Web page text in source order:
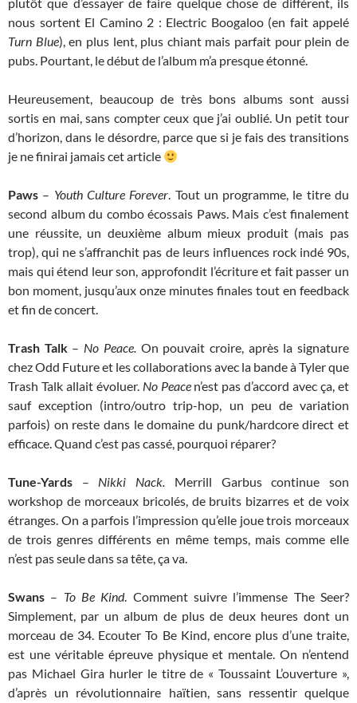
nous sortent El Camino 2 : Electric Boogaloo (en fait appelé
Turn Blue), en plus lent, plus chiant mais parfait pour plein de
pubs. Pourtant, le début de l’album m’a presque étonné.
Heureusement, beaucoup de très bons albums sont aussi
sortis en mai, sans compter ceux que j’ai oublié. Un petit tour
d’horizon, dans le désordre, parce que si je fais des transitions
je ne finirai jamais cet article
Paws – Youth Culture Forever. Tout un programme, le titre du
second album du combo écossais Paws. Mais c’est finalement
une réussite, un deuxième album mieux produit (mais pas
trop), qui ne s’affranchit pas de leurs influences rock indé 90s,
mais qui étend leur son, approfondit l’écriture et fait passer un
bon moment, jusqu’aux onze minutes finales tout en feedback
et fin de concert.
Trash Talk– No Peace. On pouvait croire, après la signature
chez Odd Future et les collaborations avec la bande à Tyler que
Trash Talk allait évoluer. No Peacen’est pas d’accord avec ça, et
sauf exception (intro/outro trip-hop, un peu de variation
parfois) on reste dans le domaine du punk/hardcore direct et
efficace. Quand c’est pas cassé, pourquoi réparer?
Tune-Yards – Nikki Nack. Merrill Garbus continue son
workshop de morceaux bricolés, de bruits bizarres et de voix
étranges. On a parfois l’impression qu’elle joue trois morceaux
de trois genres différents en même temps, mais comme elle
n’est pas seule dans sa tête, ça va.
Swans – To Be Kind. Comment suivre l’immense The Seer?
Simplement, par un album de plus de deux heures dont un
morceau de 34. Ecouter To Be Kind, encore plus d’une traite,
est une véritable épreuve physique et mentale. On n’entend
pas Michael Gira hurler le titre de « Toussaint L’ouverture »,
d’après un révolutionnaire haïtien, sans ressentir quelque